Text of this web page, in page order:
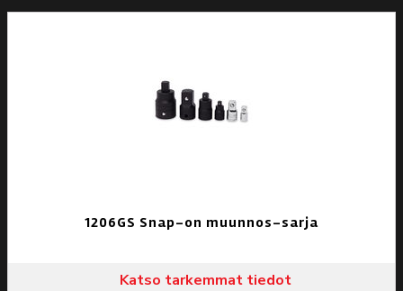
1206GS Snap-on muunnos-sarja
Katso tarkemmat tiedot